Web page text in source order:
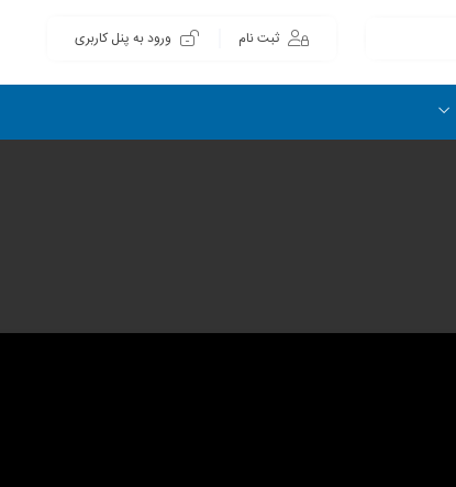
ثبت نام ورود به پنل کاربری